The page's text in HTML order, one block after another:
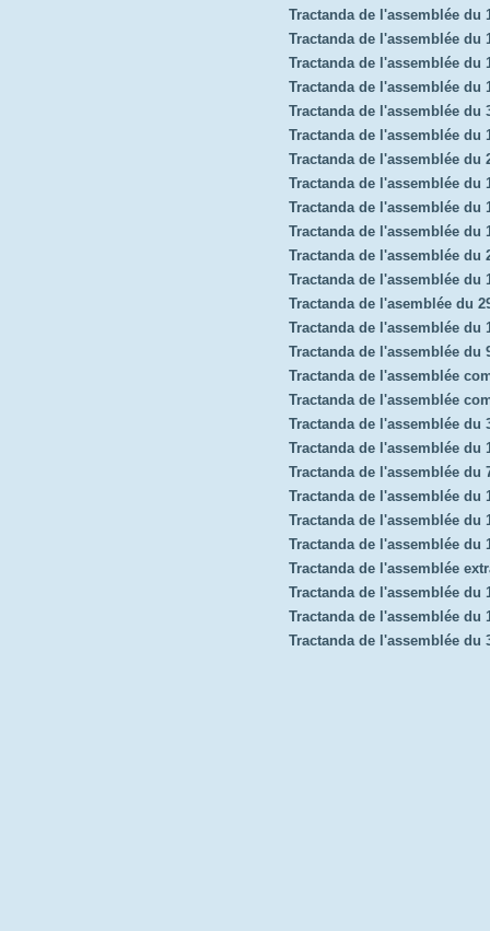
Tractanda de l'assemblée du
Tractanda de l'assemblée du
Tractanda de l'assemblée du
Tractanda de l'assemblée du
Tractanda de l'assemblée du
Tractanda de l'assemblée du
Tractanda de l'assemblée du
Tractanda de l'assemblée du
Tractanda de l'assemblée du
Tractanda de l'assemblée du
Tractanda de l'assemblée du
Tractanda de l'assemblée du
Tractanda de l'asemblée du
Tractanda de l'assemblée du
Tractanda de l'assemblée du
Tractanda de l'assemblée
Tractanda de l'assemblée
Tractanda de l'assemblée du
Tractanda de l'assemblée du
Tractanda de l'assemblée du
Tractanda de l'assemblée du
Tractanda de l'assemblée du
Tractanda de l'assemblée du
Tractanda de l'assemblée
Tractanda de l'assemblée du
Tractanda de l'assemblée du
Tractanda de l'assemblée du